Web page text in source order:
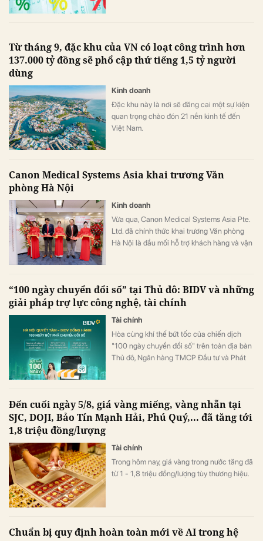
Từ tháng 9, đặc khu của VN có loạt công trình hơn
137.000 tỷ đồng sẽ phổ cập thứ tiếng 1,5 tỷ người
dùng
Kinh doanh
Đặc khu này là nơi sẽ đăng cai một sự kiện
quan trọng chào đón 21 nền kinh tế đến
Việt Nam.
Canon Medical Systems Asia khai trương Văn
phòng Hà Nội
Kinh doanh
Vừa qua, Canon Medical Systems Asia Pte.
Ltd. đã chính thức khai trương Văn phòng
Hà Nội là đầu mối hỗ trợ khách hàng và vận
“100 ngày chuyển đổi số” tại Thủ đô: BIDV và những
giải pháp trợ lực công nghệ, tài chính
Tài chính
Hòa cùng khí thế bứt tốc của chiến dịch
"100 ngày chuyển đổi số" trên toàn địa bàn
Thủ đô, Ngân hàng TMCP Đầu tư và Phát
các đơn vị sự nghiệp.
Đến cuối ngày 5/8, giá vàng miếng, vàng nhẫn tại
SJC, DOJI, Bảo Tín Mạnh Hải, Phú Quý,... đã tăng tới
1,8 triệu đồng/lượng
Tài chính
Trong hôm nay, giá vàng trong nước tăng đã
từ 1 - 1,8 triệu đồng/lượng tùy thương hiệu.
Chuẩn bị quy định hoàn toàn mới về AI trong hệ